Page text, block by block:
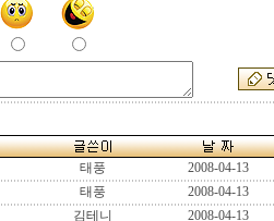
태풍 2008-04-13
태풍 2008-04-13
김테니 2008-04-13